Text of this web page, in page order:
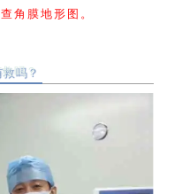
角膜地形图。
吗？